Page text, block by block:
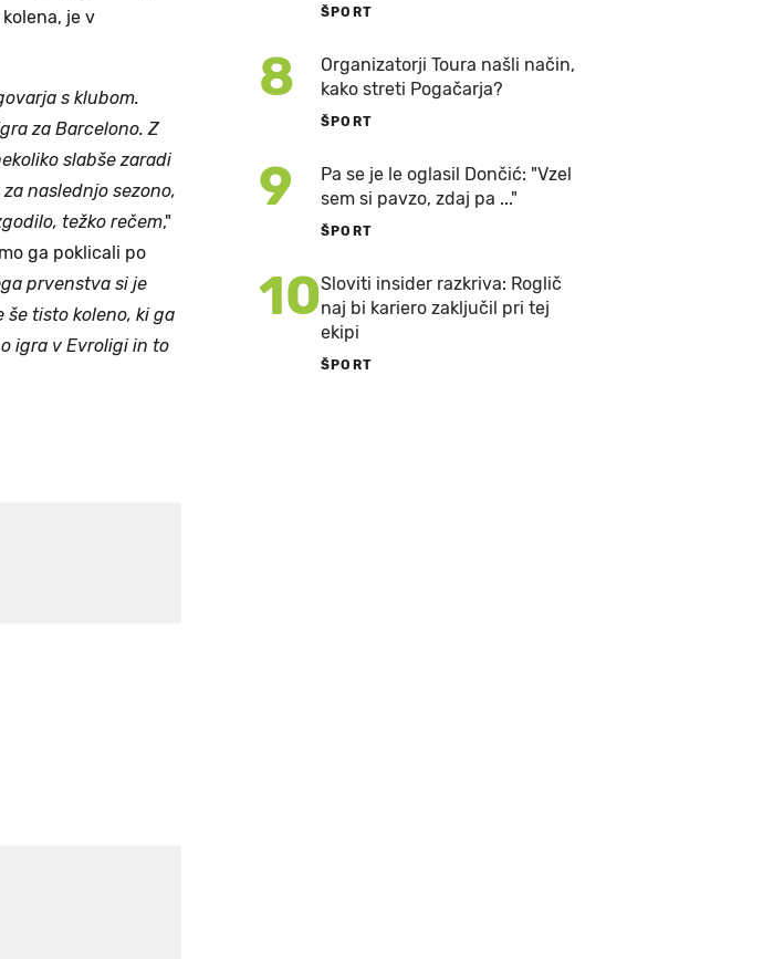
je v
s klubom.
za Barcelono. Z
slabše zaradi
naslednjo sezono,
težko rečem,"
ga poklicali po
prvenstva si je
tisto koleno, ki ga
igra v Evroligi in to
ŠPORT
8
Organizatorji Toura našli način,
kako streti Pogačarja?
ŠPORT
9
Pa se je le oglasil Dončić: "Vzel
sem si pavzo, zdaj pa ..."
ŠPORT
10Sloviti insider razkriva: Roglič
naj bi kariero zaključil pri tej
ekipi
ŠPORT